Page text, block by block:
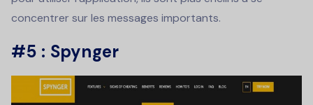
concentrer sur les messages importants.
#5 : Spynger